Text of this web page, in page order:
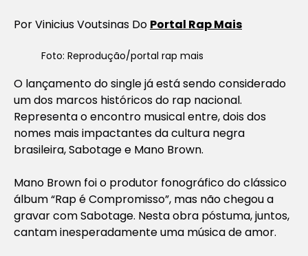
Por Vinicius Voutsinas Do Portal Rap Mais
Foto: Reprodução/portal rap mais
O lançamento do single já está sendo considerado
um dos marcos históricos do rap nacional.
Representa o encontro musical entre, dois dos
nomes mais impactantes da cultura negra
brasileira, Sabotage e Mano Brown.⠀
Mano Brown foi o produtor fonográfico do clássico
álbum “Rap é Compromisso”, mas não chegou a
gravar com Sabotage. Nesta obra póstuma, juntos,
cantam inesperadamente uma música de amor.